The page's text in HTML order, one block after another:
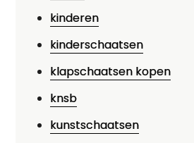
kinderen
kinderschaatsen
klapschaatsen kopen
knsb
kunstschaatsen